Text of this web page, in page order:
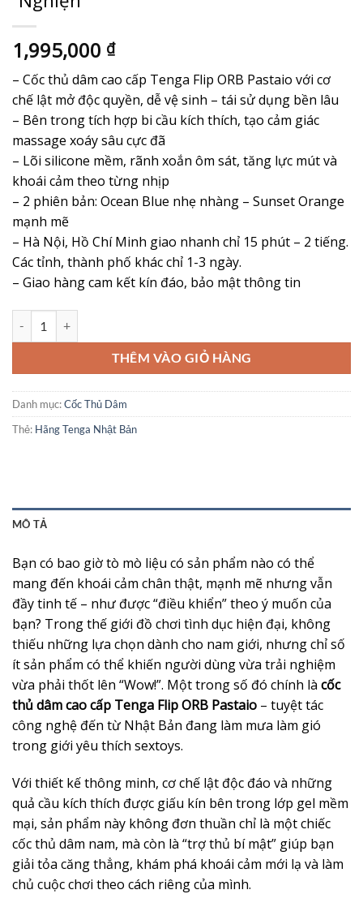
1,995,000 ₫
– Cốc thủ dâm cao cấp Tenga Flip ORB Pastaio với cơ
chế lật mở độc quyền, dễ vệ sinh – tái sử dụng bền lâu
– Bên trong tích hợp bi cầu kích thích, tạo cảm giác
massage xoáy sâu cực đã
– Lõi silicone mềm, rãnh xoắn ôm sát, tăng lực mút và
khoái cảm theo từng nhịp
– 2 phiên bản: Ocean Blue nhẹ nhàng – Sunset Orange
mạnh mẽ
– Hà Nội, Hồ Chí Minh giao nhanh chỉ 15 phút – 2 tiếng.
Các tỉnh, thành phố khác chỉ 1-3 ngày.
– Giao hàng cam kết kín đáo, bảo mật thông tin
THÊM VÀO GIỎ HÀNG
Danh mục:Cốc Thủ Dâm
Thẻ: Hãng Tenga Nhật Bản
MÔ TẢ
Bạn có bao giờ tò mò liệu có sản phẩm nào có thể
mang đến khoái cảm chân thật, mạnh mẽ nhưng vẫn
đầy tinh tế – như được “điều khiển” theo ý muốn của
bạn? Trong thế giới đồ chơi tình dục hiện đại, không
thiếu những lựa chọn dành cho nam giới, nhưng chỉ số
ít sản phẩm có thể khiến người dùng vừa trải nghiệm
vừa phải thốt lên “Wow!”. Một trong số đó chính là cốc
thủ dâm cao cấp Tenga Flip ORB Pastaio – tuyệt tác
công nghệ đến từ Nhật Bản đang làm mưa làm gió
trong giới yêu thích sextoys.
Với thiết kế thông minh, cơ chế lật độc đáo và những
quả cầu kích thích được giấu kín bên trong lớp gel mềm
mại, sản phẩm này không đơn thuần chỉ là một chiếc
cốc thủ dâm nam, mà còn là “trợ thủ bí mật” giúp bạn
giải tỏa căng thẳng, khám phá khoái cảm mới lạ và làm
chủ cuộc chơi theo cách riêng của mình.